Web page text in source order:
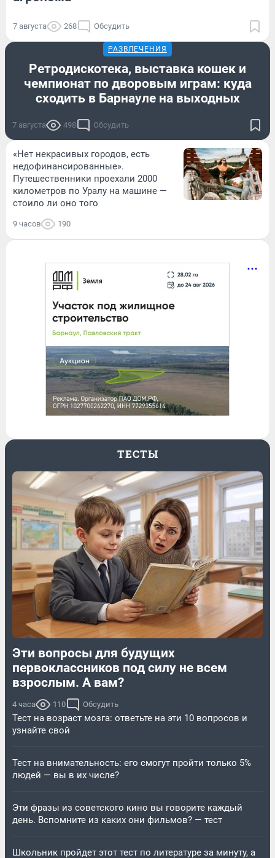
7 августа 268 Обсудить
РАЗВЛЕЧЕНИЯ
Ретродискотека, выставка кошек и
чемпионат по дворовым играм: куда
сходить в Барнауле на выходных
7 августа 498 Обсудить
«Нет некрасивых городов, есть
недофинансированные».
Путешественники проехали 2000
километров по Уралу на машине —
стоило ли оно того
9 часов 190
ТЕСТЫ
Эти вопросы для будущих
первоклассников под силу не всем
взрослым. А вам?
4 часа 110 Обсудить
Тест на возраст мозга: ответьте на эти 10 вопросов и
узнайте свой
Тест на внимательность: его смогут пройти только 5%
людей — вы в их числе?
Эти фразы из советского кино вы говорите каждый
день. Вспомните из каких они фильмов? — тест
Школьник пройдет этот тест по литературе за минуту, а